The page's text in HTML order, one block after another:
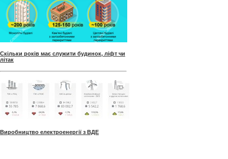
Скільки років має служити будинок, ліфт чи
літак
Виробництво електроенергії з ВДЕ